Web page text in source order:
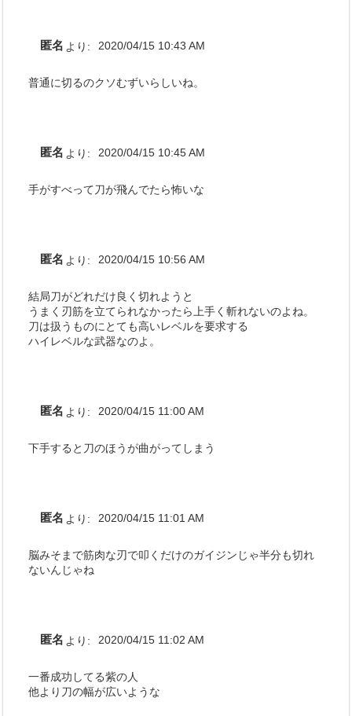
匿名 より: 2020/04/15 10:43 AM
普通に切るのクソむずいらしいね。
匿名 より: 2020/04/15 10:45 AM
手がすべって刀が飛んでたら怖いな
匿名 より: 2020/04/15 10:56 AM
結局刀がどれだけ良く切れようと
うまく刃筋を立てられなかったら上手く斬れないのよね。
刀は扱うものにとても高いレベルを要求する
ハイレベルな武器なのよ。
匿名 より: 2020/04/15 11:00 AM
下手すると刀のほうが曲がってしまう
匿名 より: 2020/04/15 11:01 AM
脳みそまで筋肉な刃で叩くだけのガイジンじゃ半分も切れ
ないんじゃね
匿名 より: 2020/04/15 11:02 AM
一番成功してる紫の人
他より刀の幅が広いような